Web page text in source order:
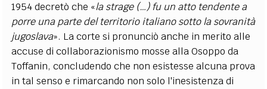
1954 decretò che «la strage (…) fu un atto tendente a
porre una parte del territorio italiano sotto la sovranità
jugoslava». La corte si pronunciò anche in merito alle
accuse di collaborazionismo mosse alla Osoppo da
Toffanin, concludendo che non esistesse alcuna prova
in tal senso e rimarcando non solo l'inesistenza di